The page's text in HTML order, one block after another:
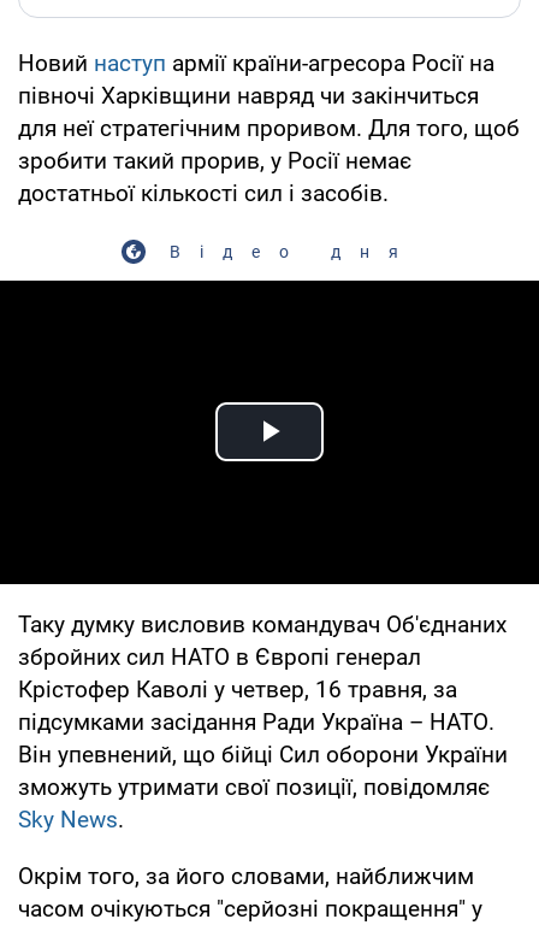
Новий наступ армії країни-агресора Росії на
півночі Харківщини навряд чи закінчиться
для неї стратегічним проривом. Для того, щоб
зробити такий прорив, у Росії немає
достатньої кількості сил і засобів.
Відео дня
Play Video
Таку думку висловив командувач Об'єднаних
збройних сил НАТО в Європі генерал
Крістофер Каволі у четвер, 16 травня, за
підсумками засідання Ради Україна – НАТО.
Він упевнений, що бійці Сил оборони України
зможуть утримати свої позиції, повідомляє
Sky News.
Окрім того, за його словами, найближчим
часом очікуються "серйозні покращення" у